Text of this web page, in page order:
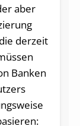
aber
derzeit
Banken